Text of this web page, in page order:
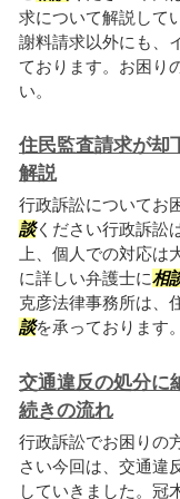
求について解説して
謝料請求以外にも、
ております。お困り
い。
住民監査請求が却
解説
行政訴訟についてお
談ください行政訴訟
上、個人での対応
に詳しい弁護士に相
克彦法律事務所は、
談を承っております
交通違反の処分に
続きの流れ
行政訴訟でお困りの
さい今回は、交通違
していきました。冠